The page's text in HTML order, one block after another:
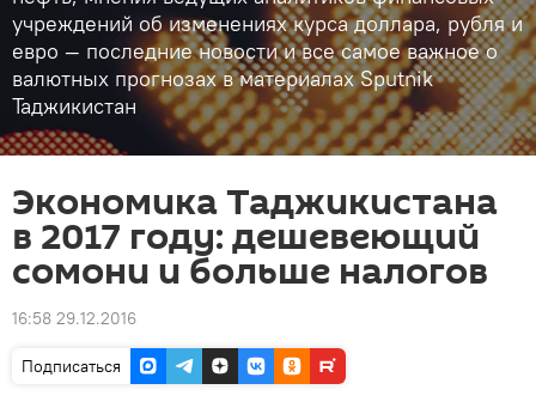
учреждений об изменениях курса доллара, рубля и
евро — последние новости и все самое важное о
валютных прогнозах в материалах Sputnik
Таджикистан
Экономика Таджикистана
в 2017 году: дешевеющий
сомони и больше налогов
16:58 29.12.2016
Подписаться